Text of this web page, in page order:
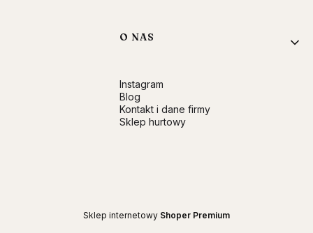
O NAS
Instagram
Blog
Kontakt i dane firmy
Sklep hurtowy
Sklep internetowy Shoper Premium